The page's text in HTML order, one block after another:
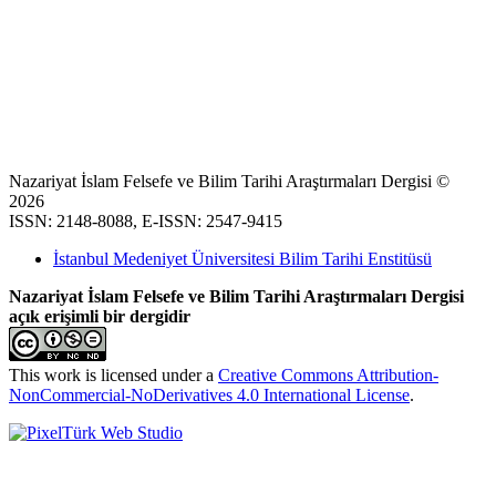
Nazariyat İslam Felsefe ve Bilim Tarihi Araştırmaları Dergisi ©
2026
ISSN: 2148-8088, E-ISSN: 2547-9415
İstanbul Medeniyet Üniversitesi Bilim Tarihi Enstitüsü
Nazariyat İslam Felsefe ve Bilim Tarihi Araştırmaları Dergisi
açık erişimli bir dergidir
This work is licensed under a Creative Commons Attribution-
NonCommercial-NoDerivatives 4.0 International License.